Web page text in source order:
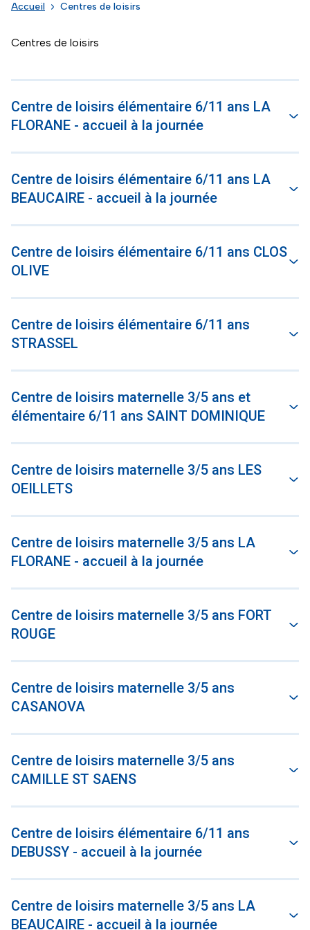
Accueil Centres de loisirs
Centres de loisirs
Centre de loisirs élémentaire 6/11 ans LA
FLORANE - accueil à la journée
Centre de loisirs élémentaire 6/11 ans LA
BEAUCAIRE - accueil à la journée
Centre de loisirs élémentaire 6/11 ans CLOS
OLIVE
Centre de loisirs élémentaire 6/11 ans
STRASSEL
Centre de loisirs maternelle 3/5 ans et
élémentaire 6/11 ans SAINT DOMINIQUE
Centre de loisirs maternelle 3/5 ans LES
OEILLETS
Centre de loisirs maternelle 3/5 ans LA
FLORANE - accueil à la journée
Centre de loisirs maternelle 3/5 ans FORT
ROUGE
Centre de loisirs maternelle 3/5 ans
CASANOVA
Centre de loisirs maternelle 3/5 ans
CAMILLE ST SAENS
Centre de loisirs élémentaire 6/11 ans
DEBUSSY - accueil à la journée
Centre de loisirs maternelle 3/5 ans LA
BEAUCAIRE - accueil à la journée